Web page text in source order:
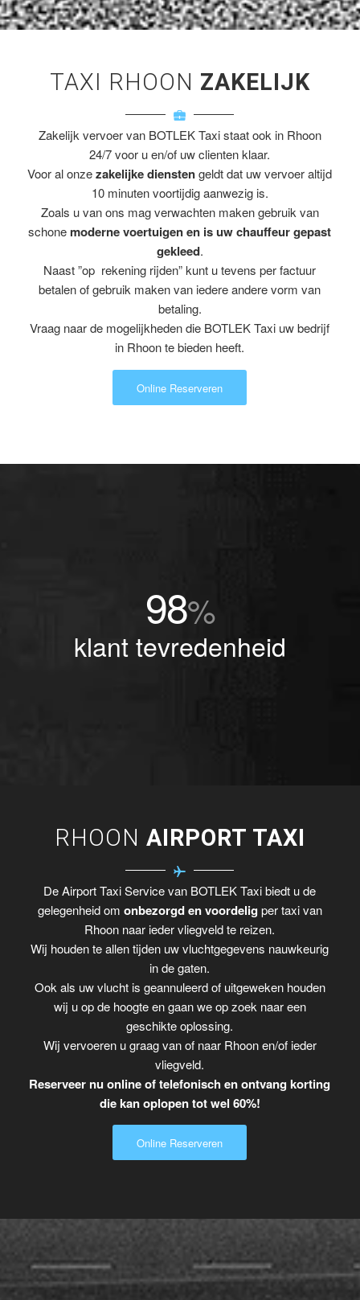
TAXI RHOON ZAKELIJK
Zakelijk vervoer van BOTLEK Taxi staat ook in Rhoon
24/7 voor u en/of uw clienten klaar.
Voor al onzezakelijke dienstengeldt dat uw vervoer altijd
10 minuten voortijdig aanwezig is.
Zoals u van ons mag verwachten maken gebruik van
schone moderne voertuigen en is uw chauffeur gepast
gekleed.
Naast ”op rekening rijden” kunt u tevens per factuur
betalen of gebruik maken van iedere andere vorm van
betaling.
Vraag naar de mogelijkheden die BOTLEK Taxi uw bedrijf
in Rhoon te bieden heeft.
Online Reserveren
98%
klant tevredenheid
RHOON AIRPORT TAXI
De Airport Taxi Service van BOTLEK Taxi biedt u de
gelegenheid om onbezorgd en voordelig per taxi van
Rhoon naar ieder vliegveld te reizen.
Wij houden te allen tijden uw vluchtgegevens nauwkeurig
in de gaten.
Ook als uw vlucht is geannuleerd of uitgeweken houden
wij u op de hoogte en gaan we op zoek naar een
geschikte oplossing.
Wij vervoeren u graag van of naar Rhoon en/of ieder
vliegveld.
Reserveer nu online of telefonisch en ontvang korting
die kan oplopen tot wel 60%!
Online Reserveren